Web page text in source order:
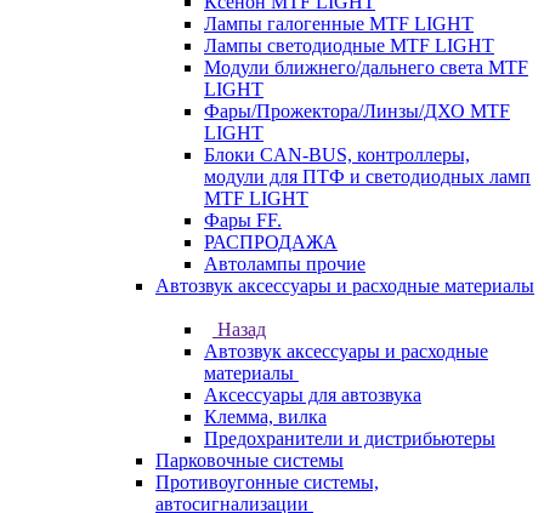
Лампы галогенные MTF LIGHT
Лампы светодиодные MTF LIGHT
Модули ближнего/дальнего света MTF
LIGHT
Фары/Прожектора/Линзы/ДХО MTF
LIGHT
Блоки CAN-BUS, контроллеры,
модули для ПТФ и светодиодных ламп
MTF LIGHT
Фары FF.
РАСПРОДАЖА
Автолампы прочие
Автозвук аксессуары и расходные материалы
Назад
Автозвук аксессуары и расходные
материалы
Аксессуары для автозвука
Клемма, вилка
Предохранители и дистрибьютеры
Парковочные системы
Противоугонные системы,
автосигнализации